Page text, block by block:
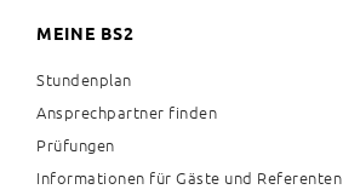
MEINE BS2
Stundenplan
Ansprechpartner finden
Prüfungen
Informationen für Gäste und Referenten